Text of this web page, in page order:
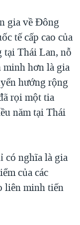
gia về Ðông
tế cấp cao của
tại Thái Lan, nỗ
hơn là gia
hướng rộng
rọi một tia
năm tại Thái
có nghĩa là gia
của các
liên minh tiến